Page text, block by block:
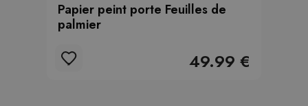
Papier peint porte Feuilles de
palmier
49.99 €